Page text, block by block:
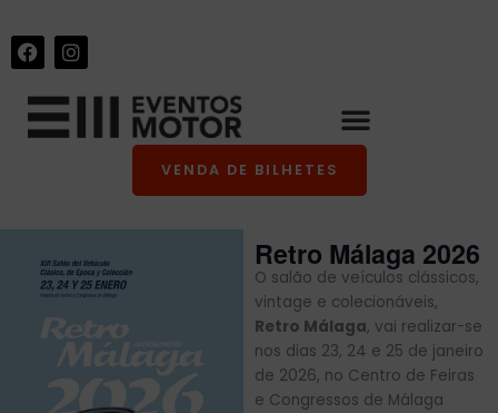
to
content
F
a
e
b
o
I
n
t
g
VENDA DE BILHETES
Retro Málaga 2026
O salão de veículos clássicos,
vintage e colecionáveis,
Retro Málaga, vai realizar-se
nos dias 23, 24 e 25 de janeiro
de 2026, no Centro de Feiras
e Congressos de Málaga